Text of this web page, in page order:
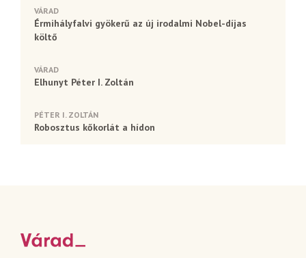
VÁRAD
Érmihályfalvi gyökerű az új irodalmi Nobel-díjas
költő
VÁRAD
Elhunyt Péter I. Zoltán
PÉTER I. ZOLTÁN
Robosztus kőkorlát a hídon